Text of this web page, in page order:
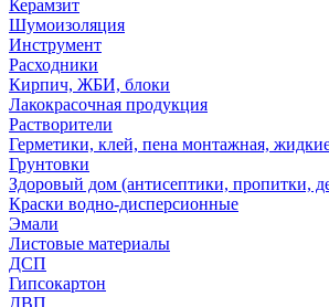
Керамзит
Шумоизоляция
Инструмент
Расходники
Кирпич, ЖБИ, блоки
Лакокрасочная продукция
Растворители
Герметики, клей, пена монтажная,
Грунтовки
Здоровый дом (антисептики, пропитки,
Краски водно-дисперсионные
Эмали
Листовые материалы
ДСП
Гипсокартон
ДВП